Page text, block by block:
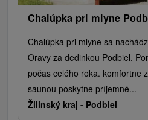
Chalúpka pri mlyne
Chalúpka pri mlyne sa
Oravy za dedinkou Podbiel.
počas celého roka. komfortne
saunou poskytne príjemné...
Žilinský kraj - Podbiel